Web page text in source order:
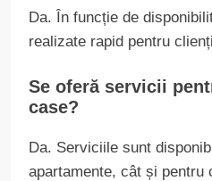
Da. În funcție de
realizate rapid pentru
Se oferă servicii
case?
Da. Serviciile sunt
apartamente, cât și pentru